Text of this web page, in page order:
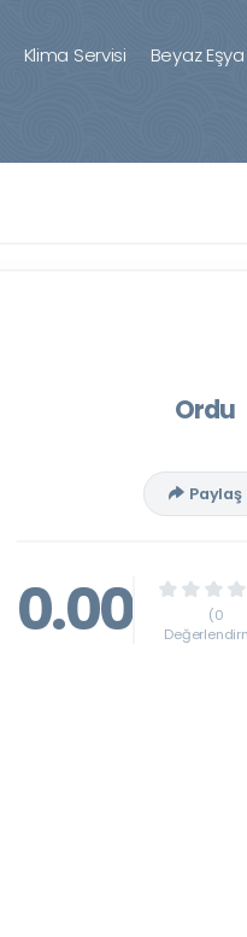
Klima Servisi Beyaz
Ordu
Paylaş
0.00
(0